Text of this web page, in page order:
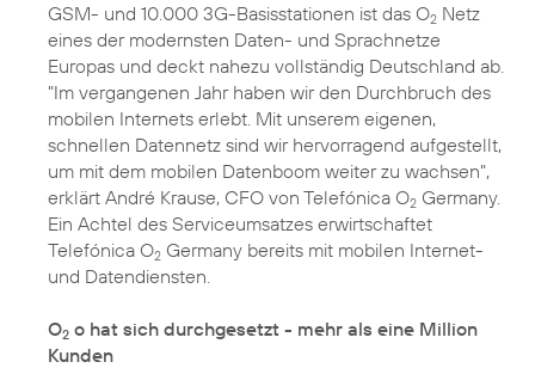
GSM- und 10.000 3G-Basisstationen ist das O2 Netz
eines der modernsten Daten- und Sprachnetze
Europas und deckt nahezu vollständig Deutschland ab.
"Im vergangenen Jahr haben wir den Durchbruch des
mobilen Internets erlebt. Mit unserem eigenen,
schnellen Datennetz sind wir hervorragend aufgestellt,
um mit dem mobilen Datenboom weiter zu wachsen",
erklärt André Krause, CFO von Telefónica O2 Germany.
Ein Achtel des Serviceumsatzes erwirtschaftet
Telefónica O2 Germany bereits mit mobilen Internet-
und Datendiensten.
O2 o hat sich durchgesetzt - mehr als eine Million
Kunden